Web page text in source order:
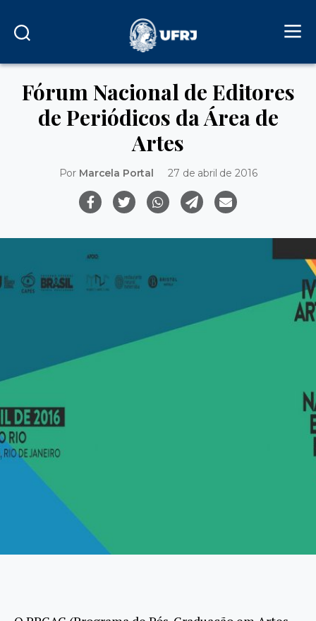
Fórum Nacional de Editores
de Periódicos da Área de
Artes
Por Marcela Portal 27 de abril de 2016